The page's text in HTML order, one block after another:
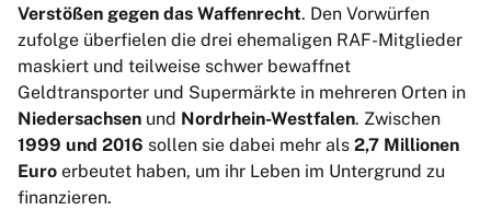
Verstößen gegen das Waffenrecht. Den Vorwürfen
zufolge überfielen die drei ehemaligen RAF-Mitglieder
maskiert und teilweise schwer bewaffnet
Geldtransporter und Supermärkte in mehreren Orten in
Niedersachsen und Nordrhein-Westfalen. Zwischen
1999 und 2016 sollen sie dabei mehr als 2,7 Millionen
Euro erbeutet haben, um ihr Leben im Untergrund zu
finanzieren.